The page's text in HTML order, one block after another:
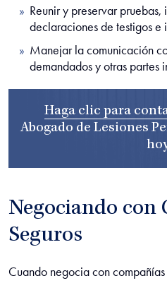
Reunir y preservar
declaraciones de testigos e
Manejar la comunicación
demandados y otras partes
Haga clic para
Abogado de Lesiones
Negociando con
Seguros
Cuando negocia con